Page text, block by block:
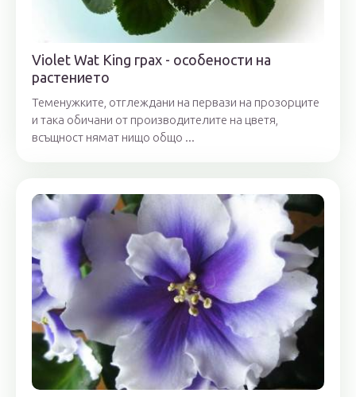
Violet Wat King грах - особености на
растението
Теменужките, отглеждани на первази на прозорците
и така обичани от производителите на цветя,
всъщност нямат нищо общо ...